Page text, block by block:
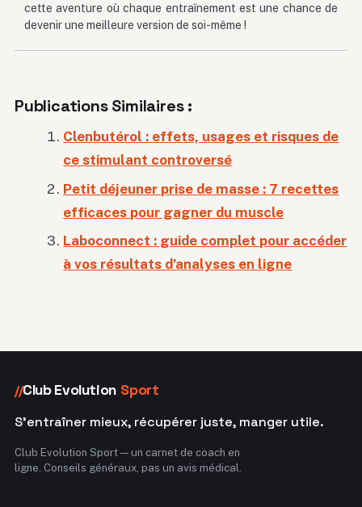
cette aventure où chaque entraînement est une chance de
devenir une meilleure version de soi-même !
Publications Similaires :
Clenbutérol : effets, usages et risques de
ce stimulant controversé
Petit déjeuner prise de masse : 7 recettes
efficaces pour gagner du muscle
Laboconnect : guide complet pour accéder
à vos résultats d’analyses en ligne
//Club Evolution Sport
S'entraîner mieux, récupérer juste, manger utile.
Club Evolution Sport — un carnet de coach en
ligne. Conseils généraux, pas un avis médical.